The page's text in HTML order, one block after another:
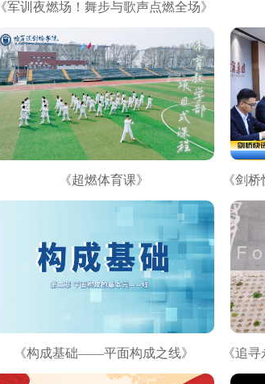
《军训夜燃场！舞步与歌声点燃全场》
《超燃体育课》
《构成基础——平面构成之线》